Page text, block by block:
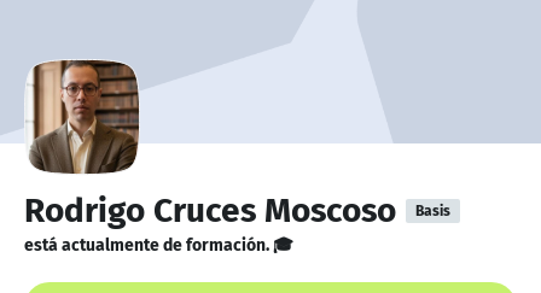
Rodrigo Cruces Moscoso Basis
está actualmente de formación. 🎓